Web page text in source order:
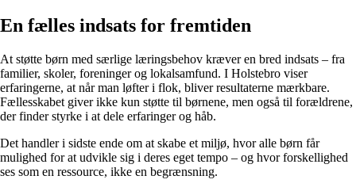
En fælles indsats for fremtiden
At støtte børn med særlige læringsbehov kræver en bred indsats – fra
familier, skoler, foreninger og lokalsamfund. I Holstebro viser
erfaringerne, at når man løfter i flok, bliver resultaterne mærkbare.
Fællesskabet giver ikke kun støtte til børnene, men også til forældrene,
der finder styrke i at dele erfaringer og håb.
Det handler i sidste ende om at skabe et miljø, hvor alle børn får
mulighed for at udvikle sig i deres eget tempo – og hvor forskellighed
ses som en ressource, ikke en begrænsning.